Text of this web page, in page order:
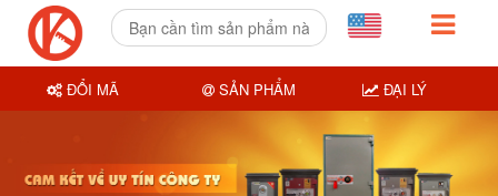
ĐỔI MÃ SẢN PHẨM ĐẠI LÝ